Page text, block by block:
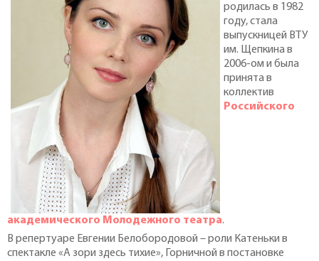
родилась в 1982
году, стала
выпускницей ВТУ
им. Щепкина в
2006-ом и была
принята в
коллектив
Российского
академического Молодежного театра.
В репертуаре Евгении Белобородовой – роли Катеньки в
спектакле «А зори здесь тихие», Горничной в постановке